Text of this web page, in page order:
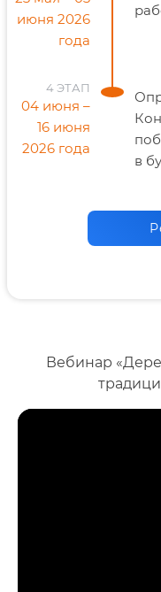
июня 2026
года
4 ЭТАП
04 июня –
16 июня
2026 года
в
Вебинар